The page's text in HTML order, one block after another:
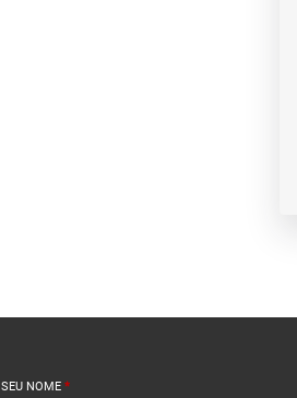
SEU NOME *